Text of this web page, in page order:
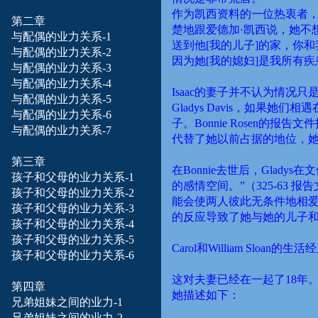
第二章
与配偶的业力关系-1
与配偶的业力关系-2
与配偶的业力关系-3
与配偶的业力关系-4
与配偶的业力关系-5
与配偶的业力关系-6
与配偶的业力关系-7
第三章
孩子和父母的业力关系-1
孩子和父母的业力关系-2
孩子和父母的业力关系-3
孩子和父母的业力关系-4
孩子和父母的业力关系-5
孩子和父母的业力关系-6
第四章
兄弟姐妹之间的业力-1
作为凯西资料的一位热衷者
楚地跟爱德加·凯西说，她不
送到他[我的儿子]的家，你
因为她[我的媳妇]是我所有
Isaac的妻子并不认为情况只
Gladys Davis ，如果她们相
子。 Bonnie Rosen的报告文
代替了她以前占据的地位，
在Bonnie去世后， Gladys在
的感情空间。 ” （325-63 报告
能会使两人彼此无条件地相
的反应导致了她与她的儿子
Carol和William Sloan的生活
这对夫妻已经在一起了18年
她描述如下：